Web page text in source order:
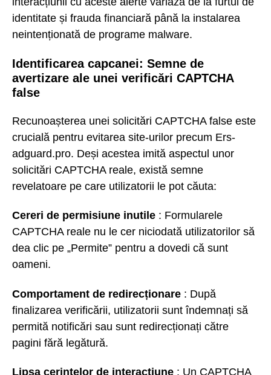
identitate și frauda financiară până la instalarea
neintenționată de programe malware.
Identificarea capcanei: Semne de
avertizare ale unei verificări CAPTCHA
false
Recunoașterea unei solicitări CAPTCHA false este
crucială pentru evitarea site-urilor precum Ers-
adguard.pro. Deși acestea imită aspectul unor
solicitări CAPTCHA reale, există semne
revelatoare pe care utilizatorii le pot căuta:
Cereri de permisiune inutile : Formularele
CAPTCHA reale nu le cer niciodată utilizatorilor să
dea clic pe „Permite” pentru a dovedi că sunt
oameni.
Comportament de redirecționare : După
finalizarea verificării, utilizatorii sunt îndemnați să
permită notificări sau sunt redirecționați către
pagini fără legătură.
Lipsa cerințelor de interacțiune : Un CAPTCHA